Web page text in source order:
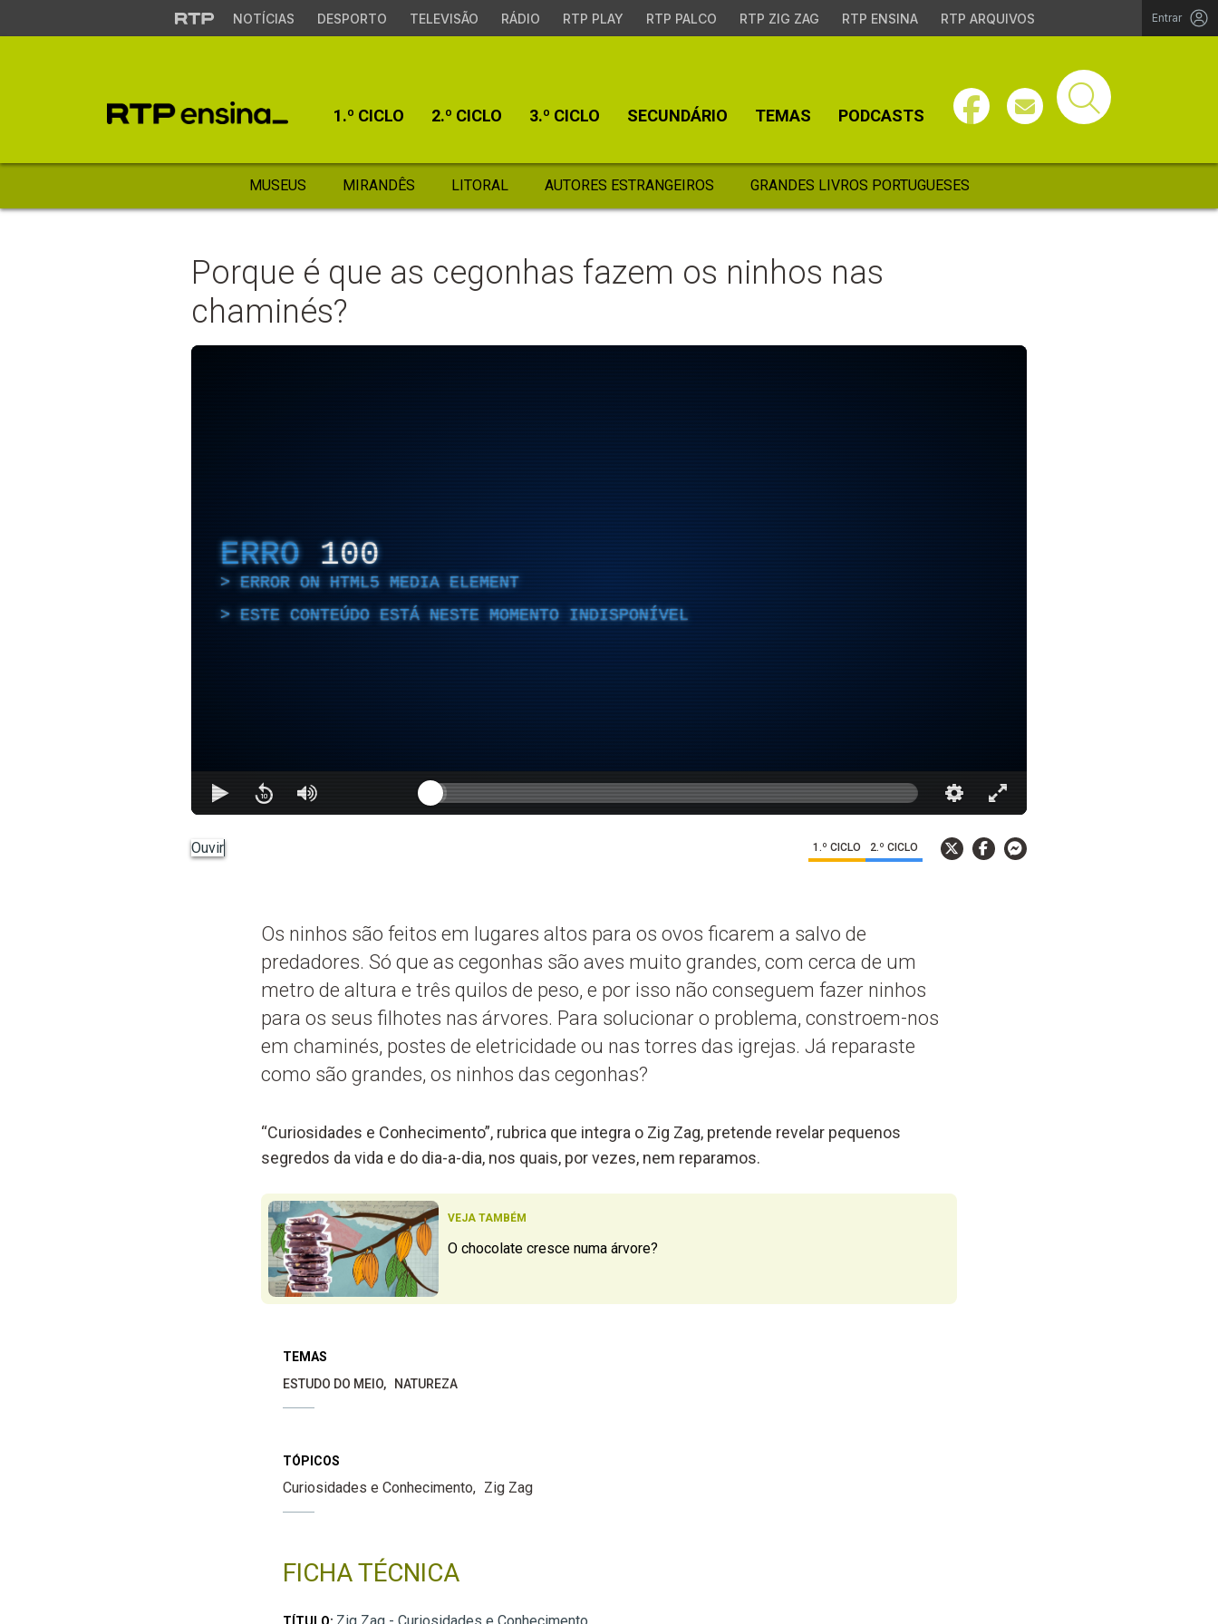
NOTÍCIAS DESPORTO TELEVISÃO RÁDIO RTP PLAY RTP PALCO RTP ZIG ZAG RTP ENSINA RTP ARQUIVOS Entrar
1.º CICLO 2.º CICLO 3.º CICLO SECUNDÁRIO TEMAS PODCASTS
MUSEUS MIRANDÊS LITORAL AUTORES ESTRANGEIROS GRANDES LIVROS PORTUGUESES
Porque é que as cegonhas fazem os ninhos nas
chaminés?
ERRO 100
ERROR ON HTML5 MEDIA ELEMENT
ESTE CONTEÚDO ESTÁ NESTE MOMENTO INDISPONÍVEL
Ouvir 1.º CICLO 2.º CICLO
Os ninhos são feitos em lugares altos para os ovos ficarem a salvo de
predadores. Só que as cegonhas são aves muito grandes, com cerca de um
metro de altura e três quilos de peso, e por isso não conseguem fazer ninhos
para os seus filhotes nas árvores. Para solucionar o problema, constroem-nos
em chaminés, postes de eletricidade ou nas torres das igrejas. Já reparaste
como são grandes, os ninhos das cegonhas?
“Curiosidades e Conhecimento”, rubrica que integra o Zig Zag, pretende revelar pequenos
segredos da vida e do dia-a-dia, nos quais, por vezes, nem reparamos.
VEJA TAMBÉM
O chocolate cresce numa árvore?
TEMAS
ESTUDO DO MEIO
NATUREZA
TÓPICOS
Curiosidades e Conhecimento Zig Zag
FICHA TÉCNICA
TÍTULO: Zig Zag - Curiosidades e Conhecimento